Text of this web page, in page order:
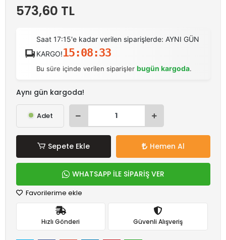
573,60 TL
Saat 17:15'e kadar verilen siparişlerde: AYNI GÜN
KARGO!15:08:33
Bu süre içinde verilen siparişlerbugün kargoda.
Aynı gün kargoda!
Adet
Sepete Ekle Hemen Al
WHATSAPP İLE SİPARİŞ VER
Favorilerime ekle
Hızlı Gönderi Güvenli Alışveriş